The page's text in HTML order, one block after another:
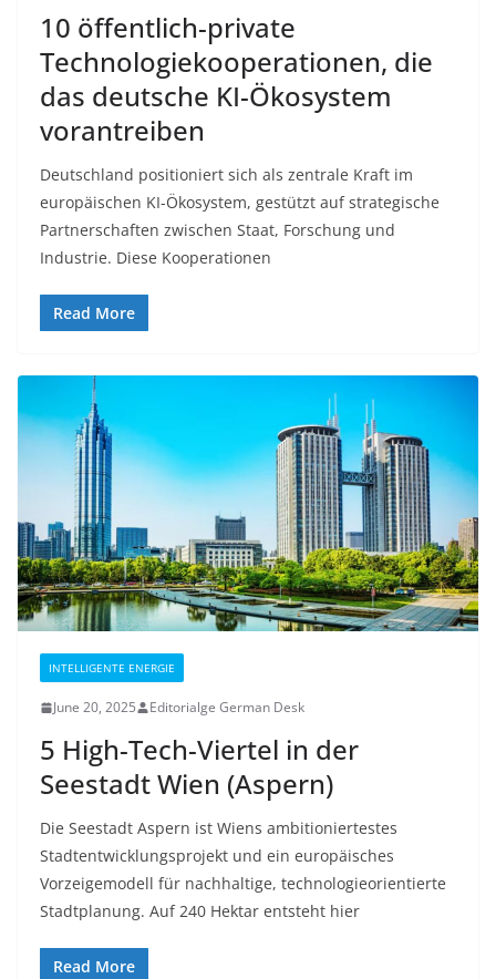
10 öffentlich-private
Technologiekooperationen, die
das deutsche KI-Ökosystem
vorantreiben
Deutschland positioniert sich als zentrale Kraft im
europäischen KI-Ökosystem, gestützt auf strategische
Partnerschaften zwischen Staat, Forschung und
Industrie. Diese Kooperationen
Read More
INTELLIGENTE ENERGIE
June 20, 2025 Editorialge German Desk
5 High-Tech-Viertel in der
Seestadt Wien (Aspern)
Die Seestadt Aspern ist Wiens ambitioniertestes
Stadtentwicklungsprojekt und ein europäisches
Vorzeigemodell für nachhaltige, technologieorientierte
Stadtplanung. Auf 240 Hektar entsteht hier
Read More